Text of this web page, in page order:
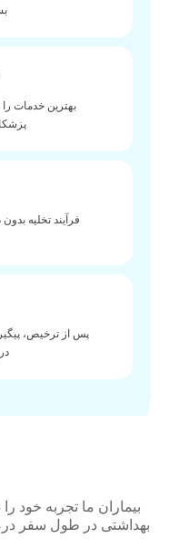
بهترین خدمات را
فرآیند تخلیه
پس از ترخیص،
بیماران ما تجربه خود
بهداشتی در طول سفر